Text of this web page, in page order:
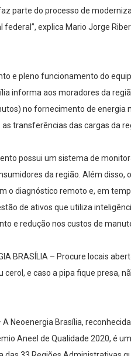
parte do processo de
explica Mario Jorge
e pleno funcionamento do
informa aos moradores da
no fornecimento de energia
transferências das cargas da
possui um sistema de
da região. Além disso,
o diagnóstico remoto e, em
de ativos que utiliza
e redução nos custos de
BRASÍLIA – Procure locais
cerol, e caso a pipa fique presa,
– A Neoenergia Brasília,
Aneel de Qualidade 2020, é